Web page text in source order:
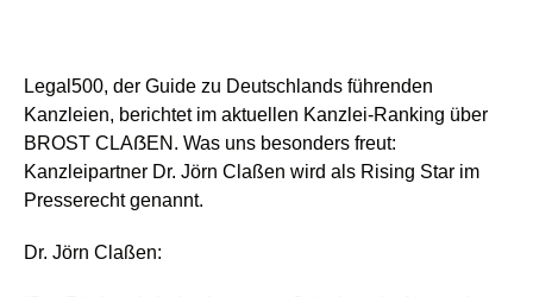
Legal500, der Guide zu Deutschlands führenden
Kanzleien, berichtet im aktuellen Kanzlei-Ranking über
BROST CLAẞEN. Was uns besonders freut:
Kanzleipartner Dr. Jörn Claßen wird als Rising Star im
Presserecht genannt.
Dr. Jörn Claßen: